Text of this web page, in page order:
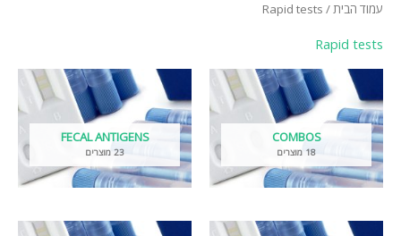
עמוד הבית/ Rapid tests
Rapid tests
COMBOS
18 מוצרים
FECAL ANTIGENS
23 מוצרים